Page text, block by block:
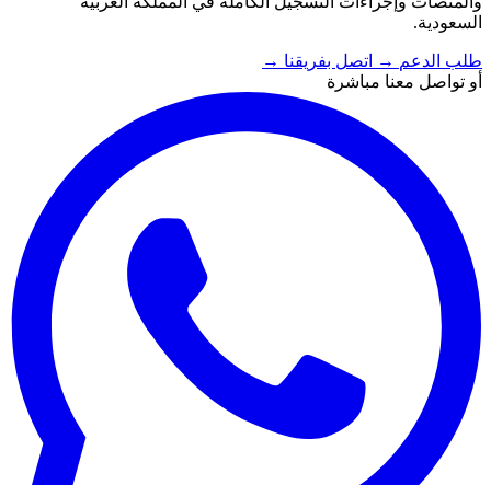
السعودية.
طلب الدعم → اتصل بفريقنا →
أو تواصل معنا مباشرة